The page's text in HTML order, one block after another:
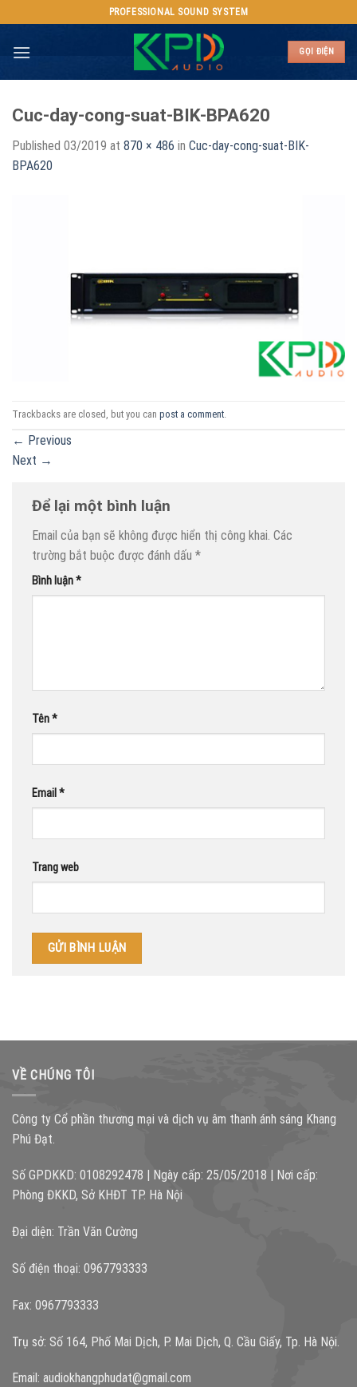
to
content
PROFESSIONAL SOUND SYSTEM
GỌI ĐIỆN
Cuc-day-cong-suat-BIK-BPA620
Published 03/2019 at 870 × 486 in Cuc-day-cong-suat-BIK-
BPA620
Trackbacks are closed, but you can post a comment.
← Previous
Next →
Để lại một bình luận
Email của bạn sẽ không được hiển thị công khai. Các
trường bắt buộc được đánh dấu *
Bình luận*
Tên*
Email *
Trang web
VỀ CHÚNG TÔI
Công ty Cổ phần thương mại và dịch vụ âm thanh ánh sáng Khang
Phú Đạt.
Số GPDKKD: 0108292478 | Ngày cấp: 25/05/2018 | Nơi cấp:
Phòng ĐKKD, Sở KHĐT TP. Hà Nội
Đại diện: Trần Văn Cường
Số điện thoại: 0967793333
Fax: 0967793333
Trụ sở: Số 164, Phố Mai Dịch, P. Mai Dịch, Q. Cầu Giấy, Tp. Hà Nội.
Email: audiokhangphudat@gmail.com